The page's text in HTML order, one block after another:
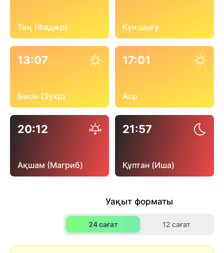
Таң (Фаджр) Күн шығу
13:07
Бесін (Зухр)
17:01
Аср
20:12
Ақшам (Магриб)
21:57
Құптан (Иша)
Уақыт форматы
24 сағат 12 сағат